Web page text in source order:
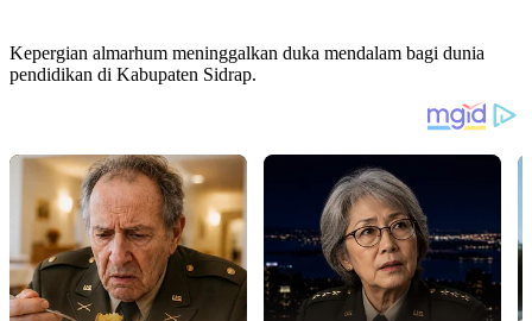
Kepergian almarhum meninggalkan duka mendalam bagi dunia
pendidikan di Kabupaten Sidrap.